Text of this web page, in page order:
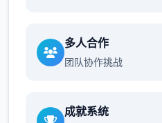
多人合作
团队协作挑战
成就系统